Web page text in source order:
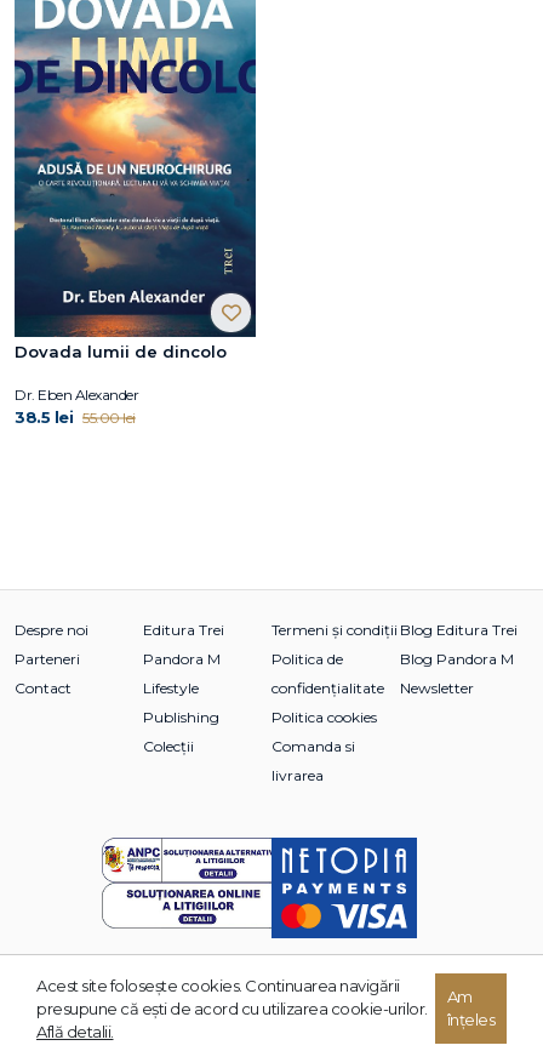
Dovada lumii de dincolo
Dr. Eben Alexander
38.5 lei 55.00 lei
Despre noi
Parteneri
Contact
Editura Trei
Pandora M
Lifestyle
Publishing
Colecții
Termeni și condiții
Politica de
confidențialitate
Politica cookies
Comanda si
livrarea
Blog Editura Trei
Blog Pandora M
Newsletter
© 2026 Grupul Editorial TREI. Toate drepturile rezervate.
Acest site foloseşte cookies. Continuarea navigării
presupune că eşti de acord cu utilizarea cookie-urilor.
Află detalii.
Am
înțeles